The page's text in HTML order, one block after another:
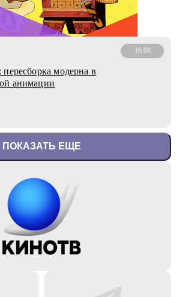
16.08
модерна в
анимации
ПОКАЗАТЬ ЕЩЕ